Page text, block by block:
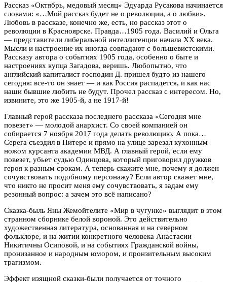
Рассказ «Октябрь, медовый месяц» Эдуарда Русакова начинается
словами: «…Мой рассказ будет не о революции, а о любви».
Любовь в рассказе, конечно же, есть, но рассказ этот о
революции в Красноярске. Правда…1905 года. Василий и Ольга
— представители либеральной интеллигенции начала XX века.
Мысли и настроение их иногда совпадают с большевистскими.
Рассказу автора о событиях 1905 года, особенно о быте и
настроениях купца Загадова, веришь. Любопытно, что
английский капиталист господин Д. пришел будто из нашего
сегодня: все-то он знает — и как Россия распадется, и как нас
наши бывшие любить не будут. Прочел рассказ с интересом. Но,
извините, это же 1905-й, а не 1917-й!
Главный герой рассказа последнего рассказа «Сегодня мне
повезет» — молодой анархист. Со своей компанией он
собирается 7 ноября 2017 года делать революцию. А пока…
Серега съездил в Питере и прямо на улице зарезал кухонным
ножом курсанта академии МВД. А главный герой, если ему
повезет, убьет судью Одинцова, который приговорил дружков
героя к разным срокам. А теперь скажите мне, почему я должен
сочувствовать подобному персонажу? Если автор скажет мне,
что никто не просит меня ему сочувствовать, я задам ему
резонный вопрос: а зачем это всё написано?
Сказка-быль Яны Жемойтелите «Мир в чугунке» выглядит в этом
странном сборнике белой вороной. Это действительно
художественная литература, основанная и на северном
фольклоре, и на житии конкретного человека Анастасии
Никитичны Осиповой, и на событиях Гражданской войны,
пронизанное и народным юмором, и пронзительным высоким
трагизмом.
Эффект изящной сказки-были получается от точного